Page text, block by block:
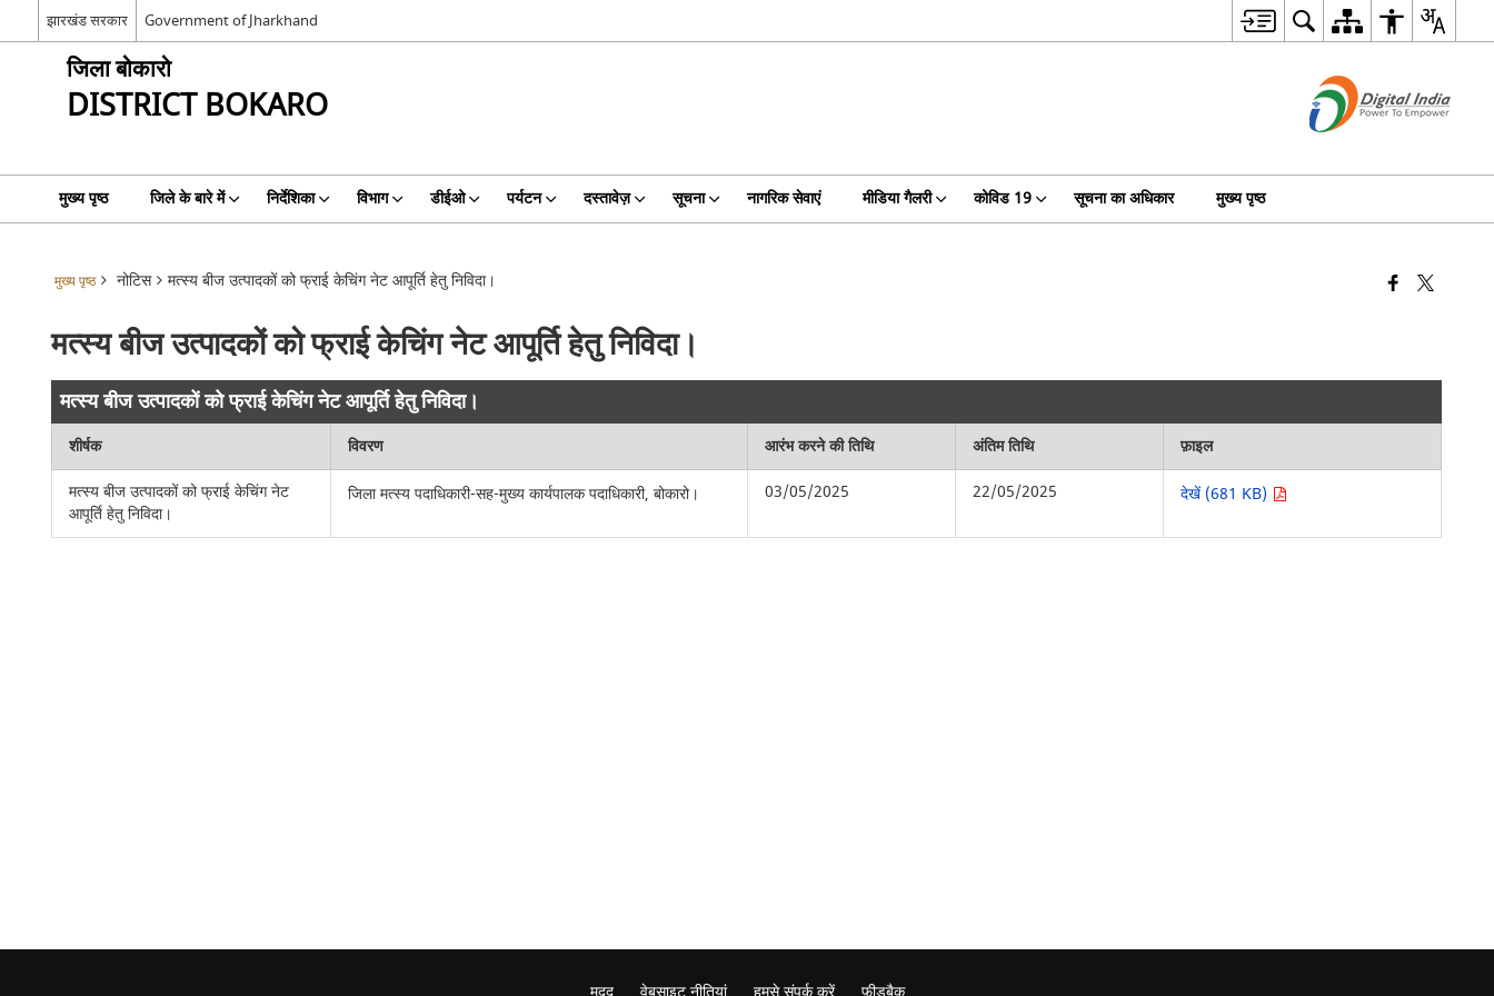
झारखंड सरकार Government of Jharkhand
जिला बोकारो
DISTRICT BOKARO
मुख्य पृष्ठ जिले के बारे में निर्देशिका विभाग डीईओ पर्यटन दस्तावेज़ सूचना नागरिक सेवाएं मीडिया गैलरी कोविड 19 सूचना का अधिकार मुख्य पृष्ठ
मुख्य पृष्ठ नोटिस मत्स्य बीज उत्पादकों को फ्राई केचिंग नेट आपूर्ति हेतु निविदा।
मत्स्य बीज उत्पादकों को फ्राई केचिंग नेट आपूर्ति हेतु निविदा।
मत्स्य बीज उत्पादकों को फ्राई केचिंग नेट आपूर्ति हेतु निविदा।
शीर्षक विवरण आरंभ करने की तिथि अंतिम तिथि
फ़ाइल
मत्स्य बीज उत्पादकों को फ्राई केचिंग नेट
आपूर्ति हेतु निविदा।
जिला मत्स्य पदाधिकारी-सह-मुख्य कार्यपालक पदाधिकारी, बोकारो। 03/05/2025 22/05/2025 देखें (681 KB)